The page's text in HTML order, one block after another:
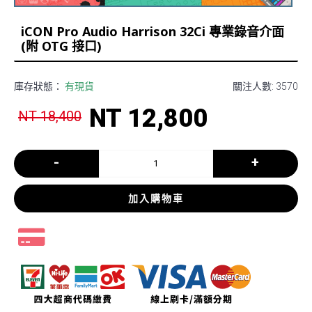
iCON Pro Audio Harrison 32Ci 專業錄音介面
(附 OTG 接口)
關注人數: 3570
庫存狀態： 有現貨
NT 18,400 NT 12,800
- +
加入購物車